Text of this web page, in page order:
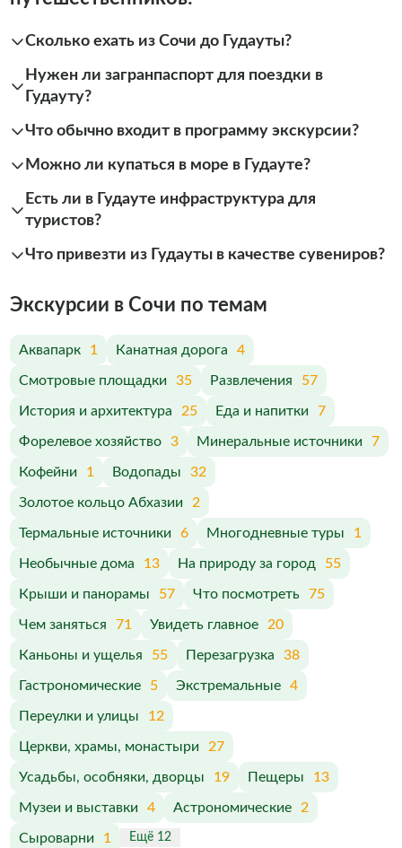
Сколько ехать из Сочи до Гудауты?
Нужен ли загранпаспорт для поездки в
Гудауту?
Что обычно входит в программу экскурсии?
Можно ли купаться в море в Гудауте?
Есть ли в Гудауте инфраструктура для
туристов?
Что привезти из Гудауты в качестве сувениров?
Экскурсии в Сочи по темам
Аквапарк 1 Канатная дорога 4
Смотровые площадки 35 Развлечения 57
История и архитектура 25 Еда и напитки 7
Форелевое хозяйство 3 Минеральные источники 7
Кофейни 1 Водопады 32
Золотое кольцо Абхазии 2
Термальные источники 6 Многодневные туры 1
Необычные дома 13 На природу за город 55
Крыши и панорамы 57 Что посмотреть 75
Чем заняться 71 Увидеть главное 20
Каньоны и ущелья 55 Перезагрузка 38
Гастрономические 5 Экстремальные 4
Переулки и улицы 12
Церкви, храмы, монастыри 27
Усадьбы, особняки, дворцы 19 Пещеры 13
Музеи и выставки 4 Астрономические 2
Сыроварни 1 Ещё 12